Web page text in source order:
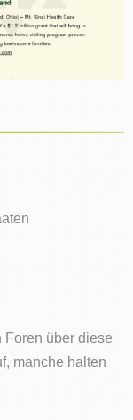
über diese
manche halten